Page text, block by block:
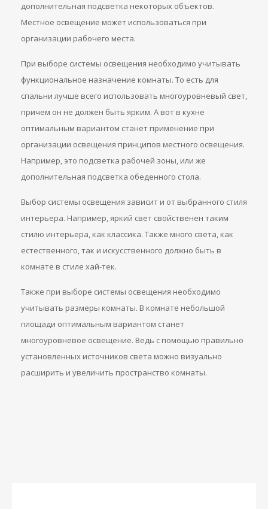
дополнительная подсветка некоторых объектов.
Местное освещение может использоваться при
организации рабочего места.
При выборе системы освещения необходимо учитывать
функциональное назначение комнаты. То есть для
спальни лучше всего использовать многоуровневый свет,
причем он не должен быть ярким. А вот в кухне
оптимальным вариантом станет применение при
организации освещения принципов местного освещения.
Например, это подсветка рабочей зоны, или же
дополнительная подсветка обеденного стола.
Выбор системы освещения зависит и от выбранного стиля
интерьера. Например, яркий свет свойственен таким
стилю интерьера, как классика. Также много света, как
естественного, так и искусственного должно быть в
комнате в стиле хай-тек.
Также при выборе системы освещения необходимо
учитывать размеры комнаты. В комнате небольшой
площади оптимальным вариантом станет
многоуровневое освещение. Ведь с помощью правильно
установленных источников света можно визуально
расширить и увеличить пространство комнаты.